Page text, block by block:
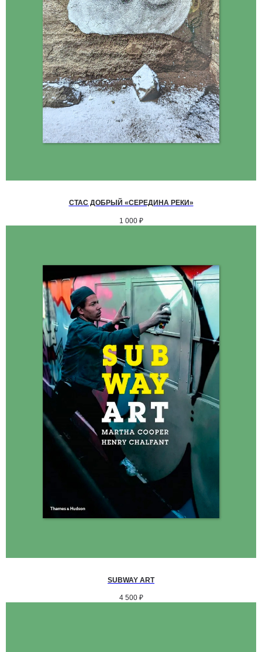
СТАС ДОБРЫЙ «СЕРЕДИНА РЕКИ»
1 000 ₽
SUBWAY ART
4 500 ₽